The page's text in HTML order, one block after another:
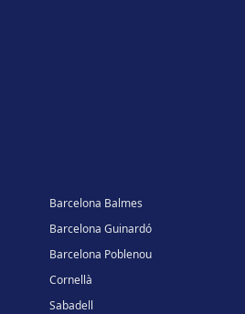
Barcelona Balmes
Barcelona Guinardó
Barcelona Poblenou
Cornellà
Sabadell